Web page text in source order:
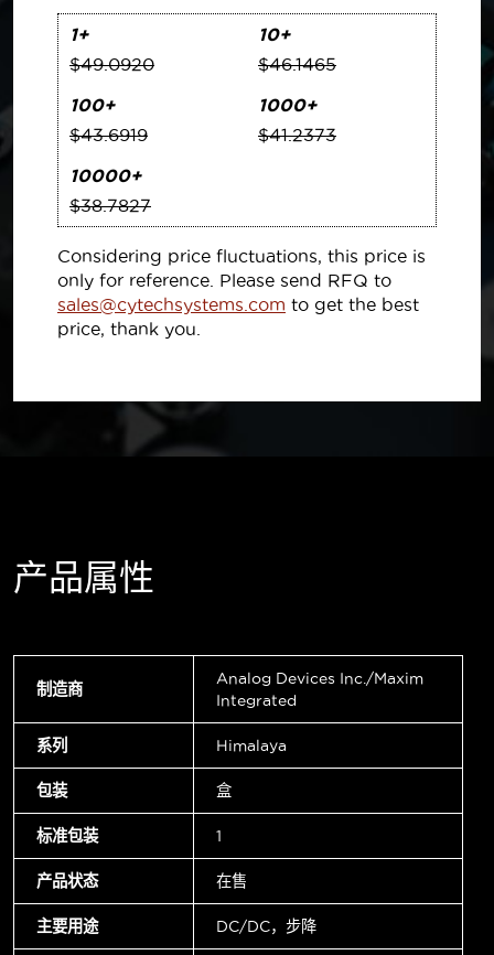
1+
$49.0920
10+
$46.1465
100+
$43.6919
1000+
$41.2373
10000+
$38.7827
Considering price fluctuations, this price is
only for reference. Please send RFQ to
sales@cytechsystems.com to get the best
price, thank you.
产品属性
制造商
Analog Devices Inc./Maxim
Integrated
系列 Himalaya
包装 盒
标准包装 1
产品状态 在售
主要用途 DC/DC，步降